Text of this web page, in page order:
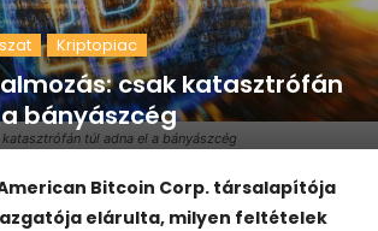
túl adna el a bányászcég
Kriptopiac
csak katasztrófán
bányászcég
Bitcoin Corp. társalapítója
elárulta, milyen feltételek